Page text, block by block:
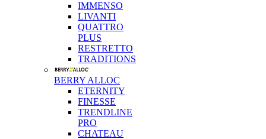
IMMENSO
LIVANTI
QUATTRO
PLUS
RESTRETTO
TRADITIONS
BERRY ALLOC
ETERNITY
FINESSE
TRENDLINE
PRO
CHATEAU